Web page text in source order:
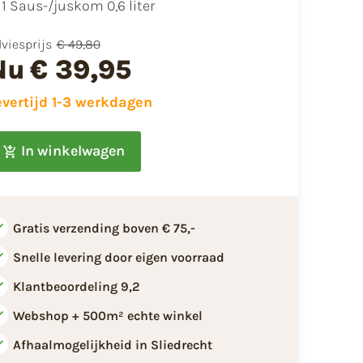
​1 Saus-/juskom 0,6 liter
€ 49,80
€ 39,95
1-3 werkdagen
In winkelwagen
Gratis verzending boven € 75,-
Snelle levering door eigen voorraad
Klantbeoordeling 9,2
Webshop + 500m² echte winkel
Afhaalmogelijkheid in Sliedrecht